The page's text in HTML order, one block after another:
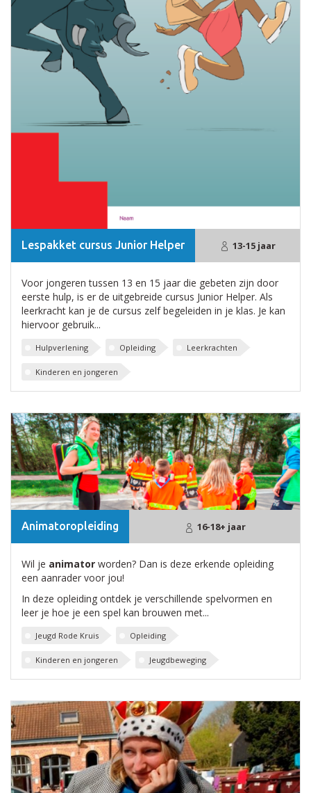
Lespakket cursus Junior Helper 13-15 jaar
Voor jongeren tussen 13 en 15 jaar die gebeten zijn door
eerste hulp, is er de uitgebreide cursus Junior Helper. Als
leerkracht kan je de cursus zelf begeleiden in je klas. Je kan
hiervoor gebruik...
Hulpverlening Opleiding Leerkrachten
Kinderen en jongeren
Animatoropleiding 16-18+ jaar
Wil je animator worden? Dan is deze erkende opleiding
een aanrader voor jou!
In deze opleiding ontdek je verschillende spelvormen en
leer je hoe je een spel kan brouwen met...
Jeugd Rode Kruis Opleiding
Kinderen en jongeren Jeugdbeweging